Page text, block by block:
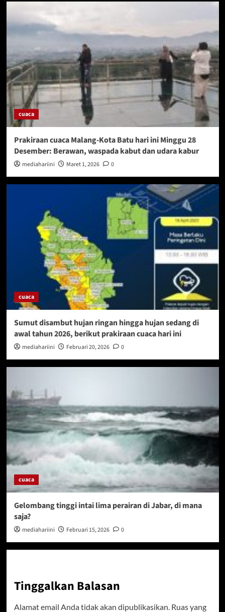
cuaca
Prakiraan cuaca Malang-Kota Batu hari ini Minggu 28
Desember: Berawan, waspada kabut dan udara kabur
mediahariini Maret 1, 2026 0
cuaca
Sumut disambut hujan ringan hingga hujan sedang di
awal tahun 2026, berikut prakiraan cuaca hari ini
mediahariini Februari 20, 2026 0
cuaca
Gelombang tinggi intai lima perairan di Jabar, di mana
saja?
mediahariini Februari 15, 2026 0
Tinggalkan Balasan
Alamat email Anda tidak akan dipublikasikan. Ruas yang